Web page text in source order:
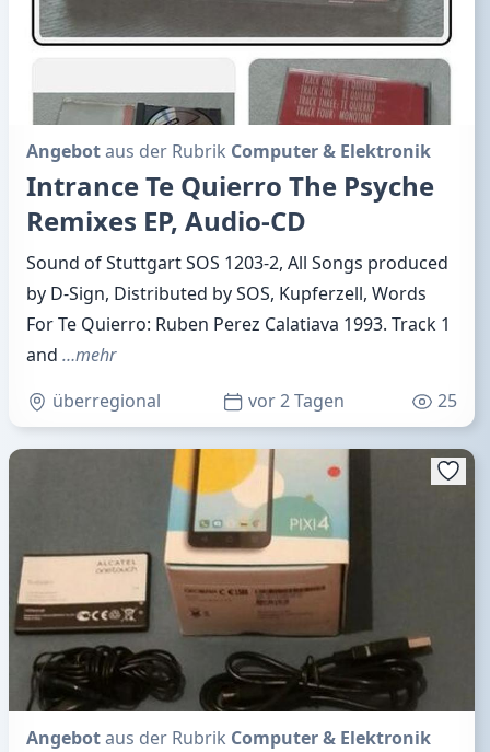
Angebotaus der Rubrik Computer & Elektronik
Intrance Te Quierro The Psyche
Remixes EP, Audio-CD
Sound of Stuttgart SOS 1203-2, All Songs produced
by D-Sign, Distributed by SOS, Kupferzell, Words
For Te Quierro: Ruben Perez Calatiava 1993. Track 1
and …mehr
überregional
vor 2 Tagen 25
Angebotaus der Rubrik Computer & Elektronik